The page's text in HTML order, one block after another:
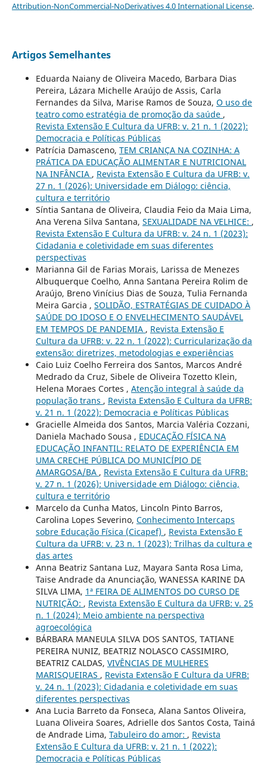
Attribution-NonCommercial-NoDerivatives 4.0 International License.
Artigos Semelhantes
Eduarda Naiany de Oliveira Macedo, Barbara Dias
Pereira, Lázara Michelle Araújo de Assis, Carla
Fernandes da Silva, Marise Ramos de Souza, O uso de
teatro como estratégia de promoção da saúde ,
Revista Extensão E Cultura da UFRB: v. 21 n. 1 (2022):
Democracia e Políticas Públicas
Patrícia Damasceno, TEM CRIANÇA NA COZINHA: A
PRÁTICA DA EDUCAÇÃO ALIMENTAR E NUTRICIONAL
NA INFÂNCIA , Revista Extensão E Cultura da UFRB: v.
27 n. 1 (2026): Universidade em Diálogo: ciência,
cultura e território
Síntia Santana de Oliveira, Claudia Feio da Maia Lima,
Ana Verena Silva Santana, SEXUALIDADE NA VELHICE: ,
Revista Extensão E Cultura da UFRB: v. 24 n. 1 (2023):
Cidadania e coletividade em suas diferentes
perspectivas
Marianna Gil de Farias Morais, Larissa de Menezes
Albuquerque Coelho, Anna Santana Pereira Rolim de
Araújo, Breno Vinícius Dias de Souza, Tulia Fernanda
Meira Garcia , SOLIDÃO, ESTRATÉGIAS DE CUIDADO À
SAÚDE DO IDOSO E O ENVELHECIMENTO SAUDÁVEL
EM TEMPOS DE PANDEMIA , Revista Extensão E
Cultura da UFRB: v. 22 n. 1 (2022): Curricularização da
extensão: diretrizes, metodologias e experiências
Caio Luiz Coelho Ferreira dos Santos, Marcos André
Medrado da Cruz, Sibele de Oliveira Tozetto Klein,
Helena Moraes Cortes , Atenção integral à saúde da
população trans , Revista Extensão E Cultura da UFRB:
v. 21 n. 1 (2022): Democracia e Políticas Públicas
Gracielle Almeida dos Santos, Marcia Valéria Cozzani,
Daniela Machado Sousa , EDUCAÇÃO FÍSICA NA
EDUCAÇÃO INFANTIL: RELATO DE EXPERIÊNCIA EM
UMA CRECHE PÚBLICA DO MUNICÍPIO DE
AMARGOSA/BA , Revista Extensão E Cultura da UFRB:
v. 27 n. 1 (2026): Universidade em Diálogo: ciência,
cultura e território
Marcelo da Cunha Matos, Lincoln Pinto Barros,
Carolina Lopes Severino, Conhecimento Intercaps
sobre Educação Física (Cicapef) , Revista Extensão E
Cultura da UFRB: v. 23 n. 1 (2023): Trilhas da cultura e
das artes
Anna Beatriz Santana Luz, Mayara Santa Rosa Lima,
Taise Andrade da Anunciação, WANESSA KARINE DA
SILVA LIMA, 1ª FEIRA DE ALIMENTOS DO CURSO DE
NUTRIÇÃO: , Revista Extensão E Cultura da UFRB: v. 25
n. 1 (2024): Meio ambiente na perspectiva
agroecológica
BÁRBARA MANEULA SILVA DOS SANTOS, TATIANE
PEREIRA NUNIZ, BEATRIZ NOLASCO CASSIMIRO,
BEATRIZ CALDAS, VIVÊNCIAS DE MULHERES
MARISQUEIRAS , Revista Extensão E Cultura da UFRB:
v. 24 n. 1 (2023): Cidadania e coletividade em suas
diferentes perspectivas
Ana Lucia Barreto da Fonseca, Alana Santos Oliveira,
Luana Oliveira Soares, Adrielle dos Santos Costa, Tainá
de Andrade Lima, Tabuleiro do amor: , Revista
Extensão E Cultura da UFRB: v. 21 n. 1 (2022):
Democracia e Políticas Públicas